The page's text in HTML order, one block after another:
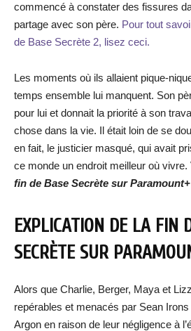
commencé à constater des fissures
partage avec son père. Pour tout
de Base Secrète 2, lisez ceci.
Les moments où ils allaient pique-
temps ensemble lui manquent. Son
pour lui et donnait la priorité à son
chose dans la vie. Il était loin de se
en fait, le justicier masqué, qui avait
ce monde un endroit meilleur où vivre.
fin de Base Secrète sur
EXPLICATION DE LA FIN
SECRÈTE SUR
Alors que Charlie, Berger, Maya et
repérables et menacés par Sean
Argon en raison de leur négligence à